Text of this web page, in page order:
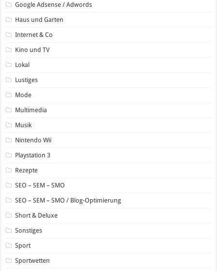
Google Adsense / Adwords
Haus und Garten
Internet & Co
Kino und TV
Lokal
Lustiges
Mode
Multimedia
Musik
Nintendo Wii
Playstation 3
Rezepte
SEO – SEM – SMO
SEO – SEM – SMO / Blog-Optimierung
Short & Deluxe
Sonstiges
Sport
Sportwetten